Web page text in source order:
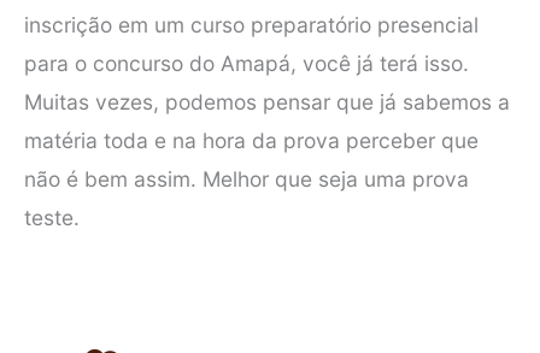
inscrição em um curso preparatório presencial
para o concurso do Amapá, você já terá isso.
Muitas vezes, podemos pensar que já sabemos a
matéria toda e na hora da prova perceber que
não é bem assim. Melhor que seja uma prova
teste.